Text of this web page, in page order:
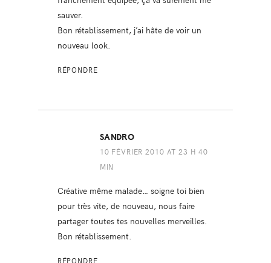
sauver.
Bon rétablissement, j’ai hâte de voir un
nouveau look.
RÉPONDRE
SANDRO
10 FÉVRIER 2010 AT 23 H 40
MIN
Créative même malade… soigne toi bien
pour très vite, de nouveau, nous faire
partager toutes tes nouvelles merveilles.
Bon rétablissement.
RÉPONDRE